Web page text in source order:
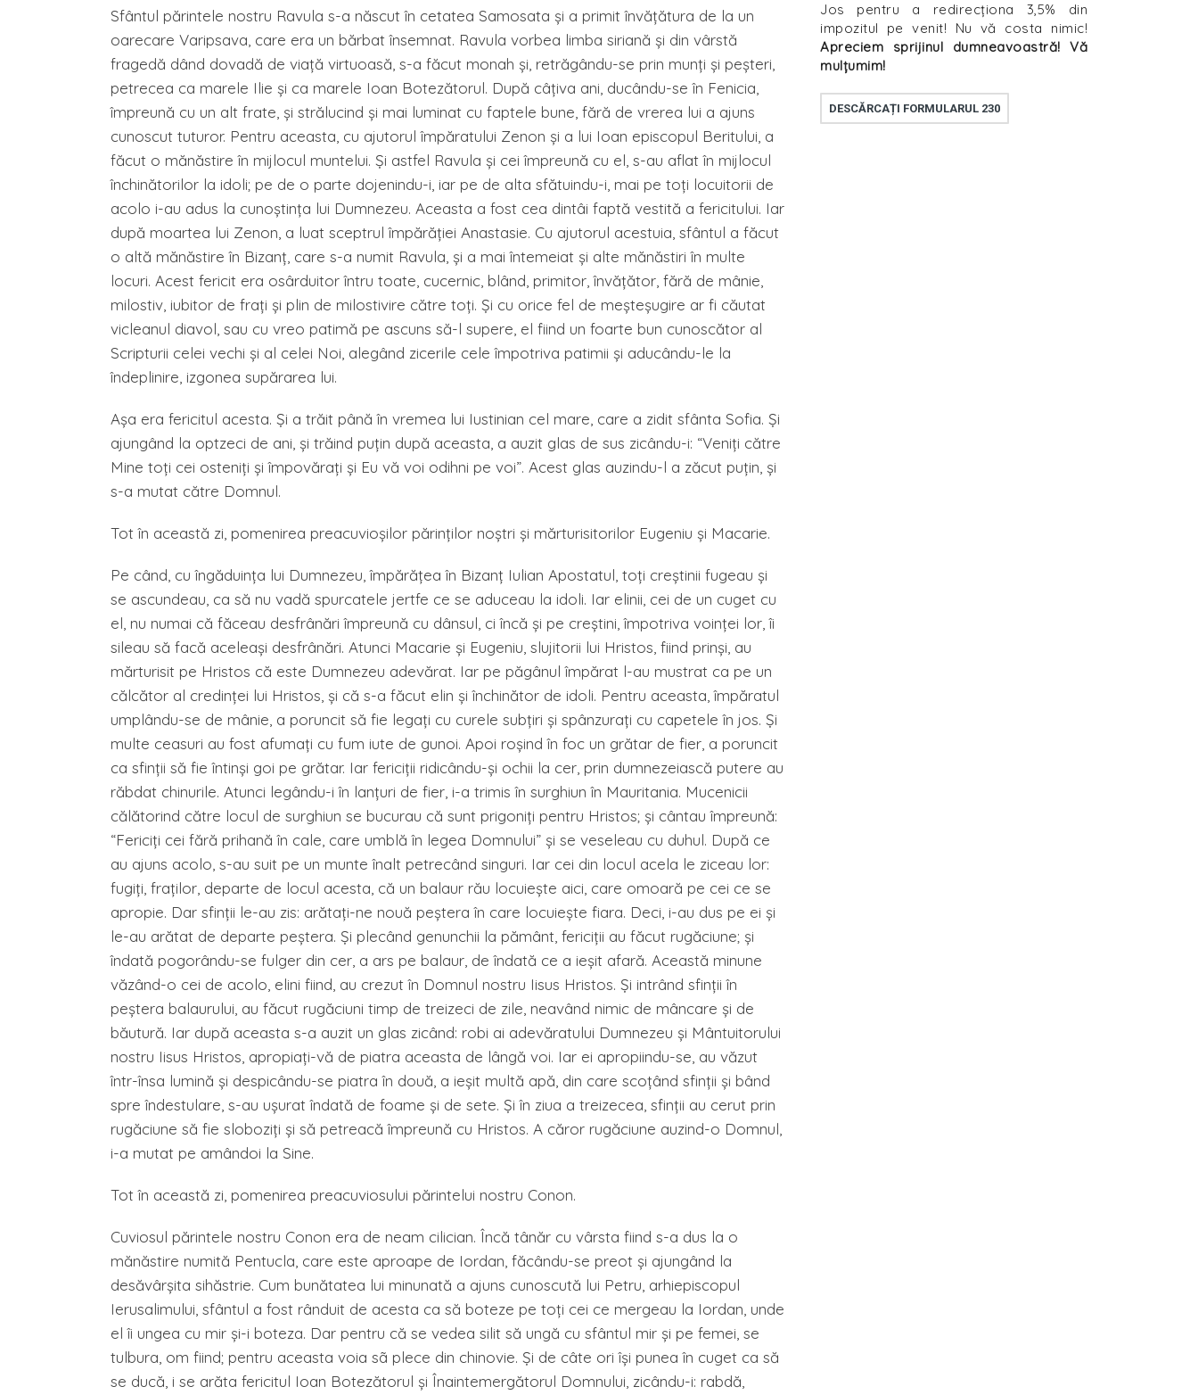
Sfântul părintele nostru Ravula s-a născut în cetatea Samosata şi a primit învăţătura de la un
oarecare Varipsava, care era un bărbat însemnat. Ravula vorbea limba siriană şi din vârstă
fragedă dând dovadă de viaţă virtuoasă, s-a făcut monah şi, retrăgându-se prin munţi şi peşteri,
petrecea ca marele Ilie şi ca marele Ioan Botezătorul. După câţiva ani, ducându-se în Fenicia,
împreună cu un alt frate, şi strălucind şi mai luminat cu faptele bune, fără de vrerea lui a ajuns
cunoscut tuturor. Pentru aceasta, cu ajutorul împăratului Zenon şi a lui Ioan episcopul Beritului, a
făcut o mănăstire în mijlocul muntelui. Şi astfel Ravula şi cei împreună cu el, s-au aflat în mijlocul
închinătorilor la idoli; pe de o parte dojenindu-i, iar pe de alta sfătuindu-i, mai pe toţi locuitorii de
acolo i-au adus la cunoştinţa lui Dumnezeu. Aceasta a fost cea dintâi faptă vestită a fericitului. Iar
după moartea lui Zenon, a luat sceptrul împărăţiei Anastasie. Cu ajutorul acestuia, sfântul a făcut
o altă mănăstire în Bizanţ, care s-a numit Ravula, şi a mai întemeiat şi alte mănăstiri în multe
locuri. Acest fericit era osârduitor întru toate, cucernic, blând, primitor, învăţător, fără de mânie,
milostiv, iubitor de fraţi şi plin de milostivire către toţi. Şi cu orice fel de meşteşugire ar fi căutat
vicleanul diavol, sau cu vreo patimă pe ascuns să-l supere, el fiind un foarte bun cunoscător al
Scripturii celei vechi şi al celei Noi, alegând zicerile cele împotriva patimii şi aducându-le la
îndeplinire, izgonea supărarea lui.
Aşa era fericitul acesta. Şi a trăit până în vremea lui Iustinian cel mare, care a zidit sfânta Sofia. Şi
ajungând la optzeci de ani, şi trăind puţin după aceasta, a auzit glas de sus zicându-i: “Veniţi către
Mine toţi cei osteniţi şi împovăraţi şi Eu vă voi odihni pe voi”. Acest glas auzindu-l a zăcut puţin, şi
s-a mutat către Domnul.
Tot în această zi, pomenirea preacuvioşilor părinţilor noştri şi mărturisitorilor Eugeniu şi Macarie.
Pe când, cu îngăduinţa lui Dumnezeu, împărăţea în Bizanţ Iulian Apostatul, toţi creştinii fugeau şi
se ascundeau, ca să nu vadă spurcatele jertfe ce se aduceau la idoli. Iar elinii, cei de un cuget cu
el, nu numai că făceau desfrânări împreună cu dânsul, ci încă şi pe creştini, împotriva voinţei lor, îi
sileau să facă aceleaşi desfrânări. Atunci Macarie şi Eugeniu, slujitorii lui Hristos, fiind prinşi, au
mărturisit pe Hristos că este Dumnezeu adevărat. Iar pe păgânul împărat l-au mustrat ca pe un
călcător al credinţei lui Hristos, şi că s-a făcut elin şi închinător de idoli. Pentru aceasta, împăratul
umplându-se de mânie, a poruncit să fie legaţi cu curele subţiri şi spânzuraţi cu capetele în jos. Şi
multe ceasuri au fost afumaţi cu fum iute de gunoi. Apoi roşind în foc un grătar de fier, a poruncit
ca sfinţii să fie întinşi goi pe grătar. Iar fericiţii ridicându-şi ochii la cer, prin dumnezeiască putere au
răbdat chinurile. Atunci legându-i în lanţuri de fier, i-a trimis în surghiun în Mauritania. Mucenicii
călătorind către locul de surghiun se bucurau că sunt prigoniţi pentru Hristos; şi cântau împreună:
“Fericiţi cei fără prihană în cale, care umblă în legea Domnului” şi se veseleau cu duhul. După ce
au ajuns acolo, s-au suit pe un munte înalt petrecând singuri. Iar cei din locul acela le ziceau lor:
fugiţi, fraţilor, departe de locul acesta, că un balaur rău locuieşte aici, care omoară pe cei ce se
apropie. Dar sfinţii le-au zis: arătaţi-ne nouă peştera în care locuieşte fiara. Deci, i-au dus pe ei şi
le-au arătat de departe peştera. Şi plecând genunchii la pământ, fericiţii au făcut rugăciune; şi
îndată pogorându-se fulger din cer, a ars pe balaur, de îndată ce a ieşit afară. Această minune
văzând-o cei de acolo, elini fiind, au crezut în Domnul nostru Iisus Hristos. Şi intrând sfinţii în
peştera balaurului, au făcut rugăciuni timp de treizeci de zile, neavând nimic de mâncare şi de
băutură. Iar după aceasta s-a auzit un glas zicând: robi ai adevăratului Dumnezeu şi Mântuitorului
nostru Iisus Hristos, apropiaţi-vă de piatra aceasta de lângă voi. Iar ei apropiindu-se, au văzut
într-însa lumină şi despicându-se piatra în două, a ieşit multă apă, din care scoţând sfinţii şi bând
spre îndestulare, s-au uşurat îndată de foame şi de sete. Şi în ziua a treizecea, sfinţii au cerut prin
rugăciune să fie sloboziţi şi să petreacă împreună cu Hristos. A căror rugăciune auzind-o Domnul,
i-a mutat pe amândoi la Sine.
Tot în această zi, pomenirea preacuviosului părintelui nostru Conon.
Cuviosul părintele nostru Conon era de neam cilician. Încă tânăr cu vârsta fiind s-a dus la o
mănăstire numită Pentucla, care este aproape de Iordan, făcându-se preot şi ajungând la
desăvârşita sihăstrie. Cum bunătatea lui minunată a ajuns cunoscută lui Petru, arhiepiscopul
Ierusalimului, sfântul a fost rânduit de acesta ca să boteze pe toţi cei ce mergeau la Iordan, unde
el îi ungea cu mir şi-i boteza. Dar pentru că se vedea silit să ungă cu sfântul mir şi pe femei, se
tulbura, om fiind; pentru aceasta voia sã plece din chinovie. Şi de câte ori îşi punea în cuget ca să
se ducă, i se arăta fericitul Ioan Botezătorul şi Înaintemergătorul Domnului, zicându-i: rabdă,
Jos pentru a redirecționa 3,5% din
impozitul pe venit! Nu vă costa nimic!
Apreciem sprijinul dumneavoastră! Vă
mulțumim!
DESCĂRCAȚI FORMULARUL 230